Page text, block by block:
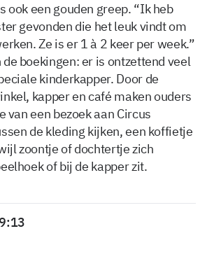
ook een gouden greep. “Ik heb
gevonden die het leuk vindt om
Ze is er 1 à 2 keer per week.”
boekingen: er is ontzettend veel
kinderkapper. Door de
kapper en café maken ouders
van een bezoek aan Circus
de kleding kijken, een koffietje
zoontje of dochtertje zich
of bij de kapper zit.